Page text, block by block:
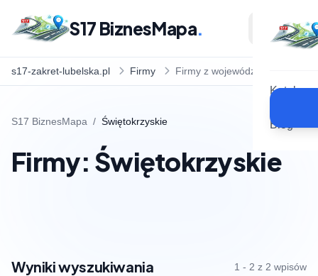
S17 BiznesMapa.
Katalog
Blog
s17-zakret-lubelska.pl Firmy Firmy z województwa
S17 BiznesMapa / Świętokrzyskie
Firmy: Świętokrzyskie
Wyniki wyszukiwania 1 - 2 z 2 wpisów